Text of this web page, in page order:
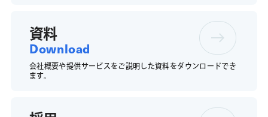
資料
Download
会社概要や提供サービスをご説明した資料をダウンロードでき
ます。